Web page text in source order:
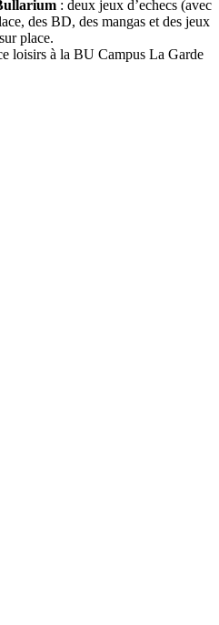
: deux jeux d’echecs (avec
des BD, des mangas et des jeux
place.